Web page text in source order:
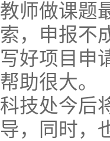
教师做课题
索，申报不
写好项目申
帮助很大。
科技处今后
导，同时，